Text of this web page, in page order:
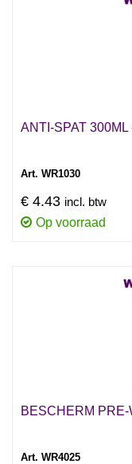
ANTI-SPAT
Art. WR1030
€ 4.43 incl. btw
Op voorraad
BESCHERM
Art. WR4025